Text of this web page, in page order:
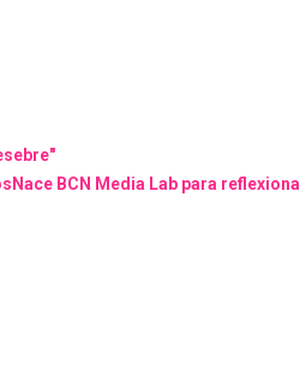
BCN Media Lab para